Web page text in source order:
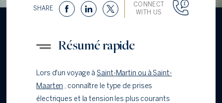
SHARE
CONNECT
WITH US
Résumé rapide
Lors d'un voyage àSaint-Martin ou à Saint-
Maarten , connaître le type de prises
électriques et la tension les plus courants